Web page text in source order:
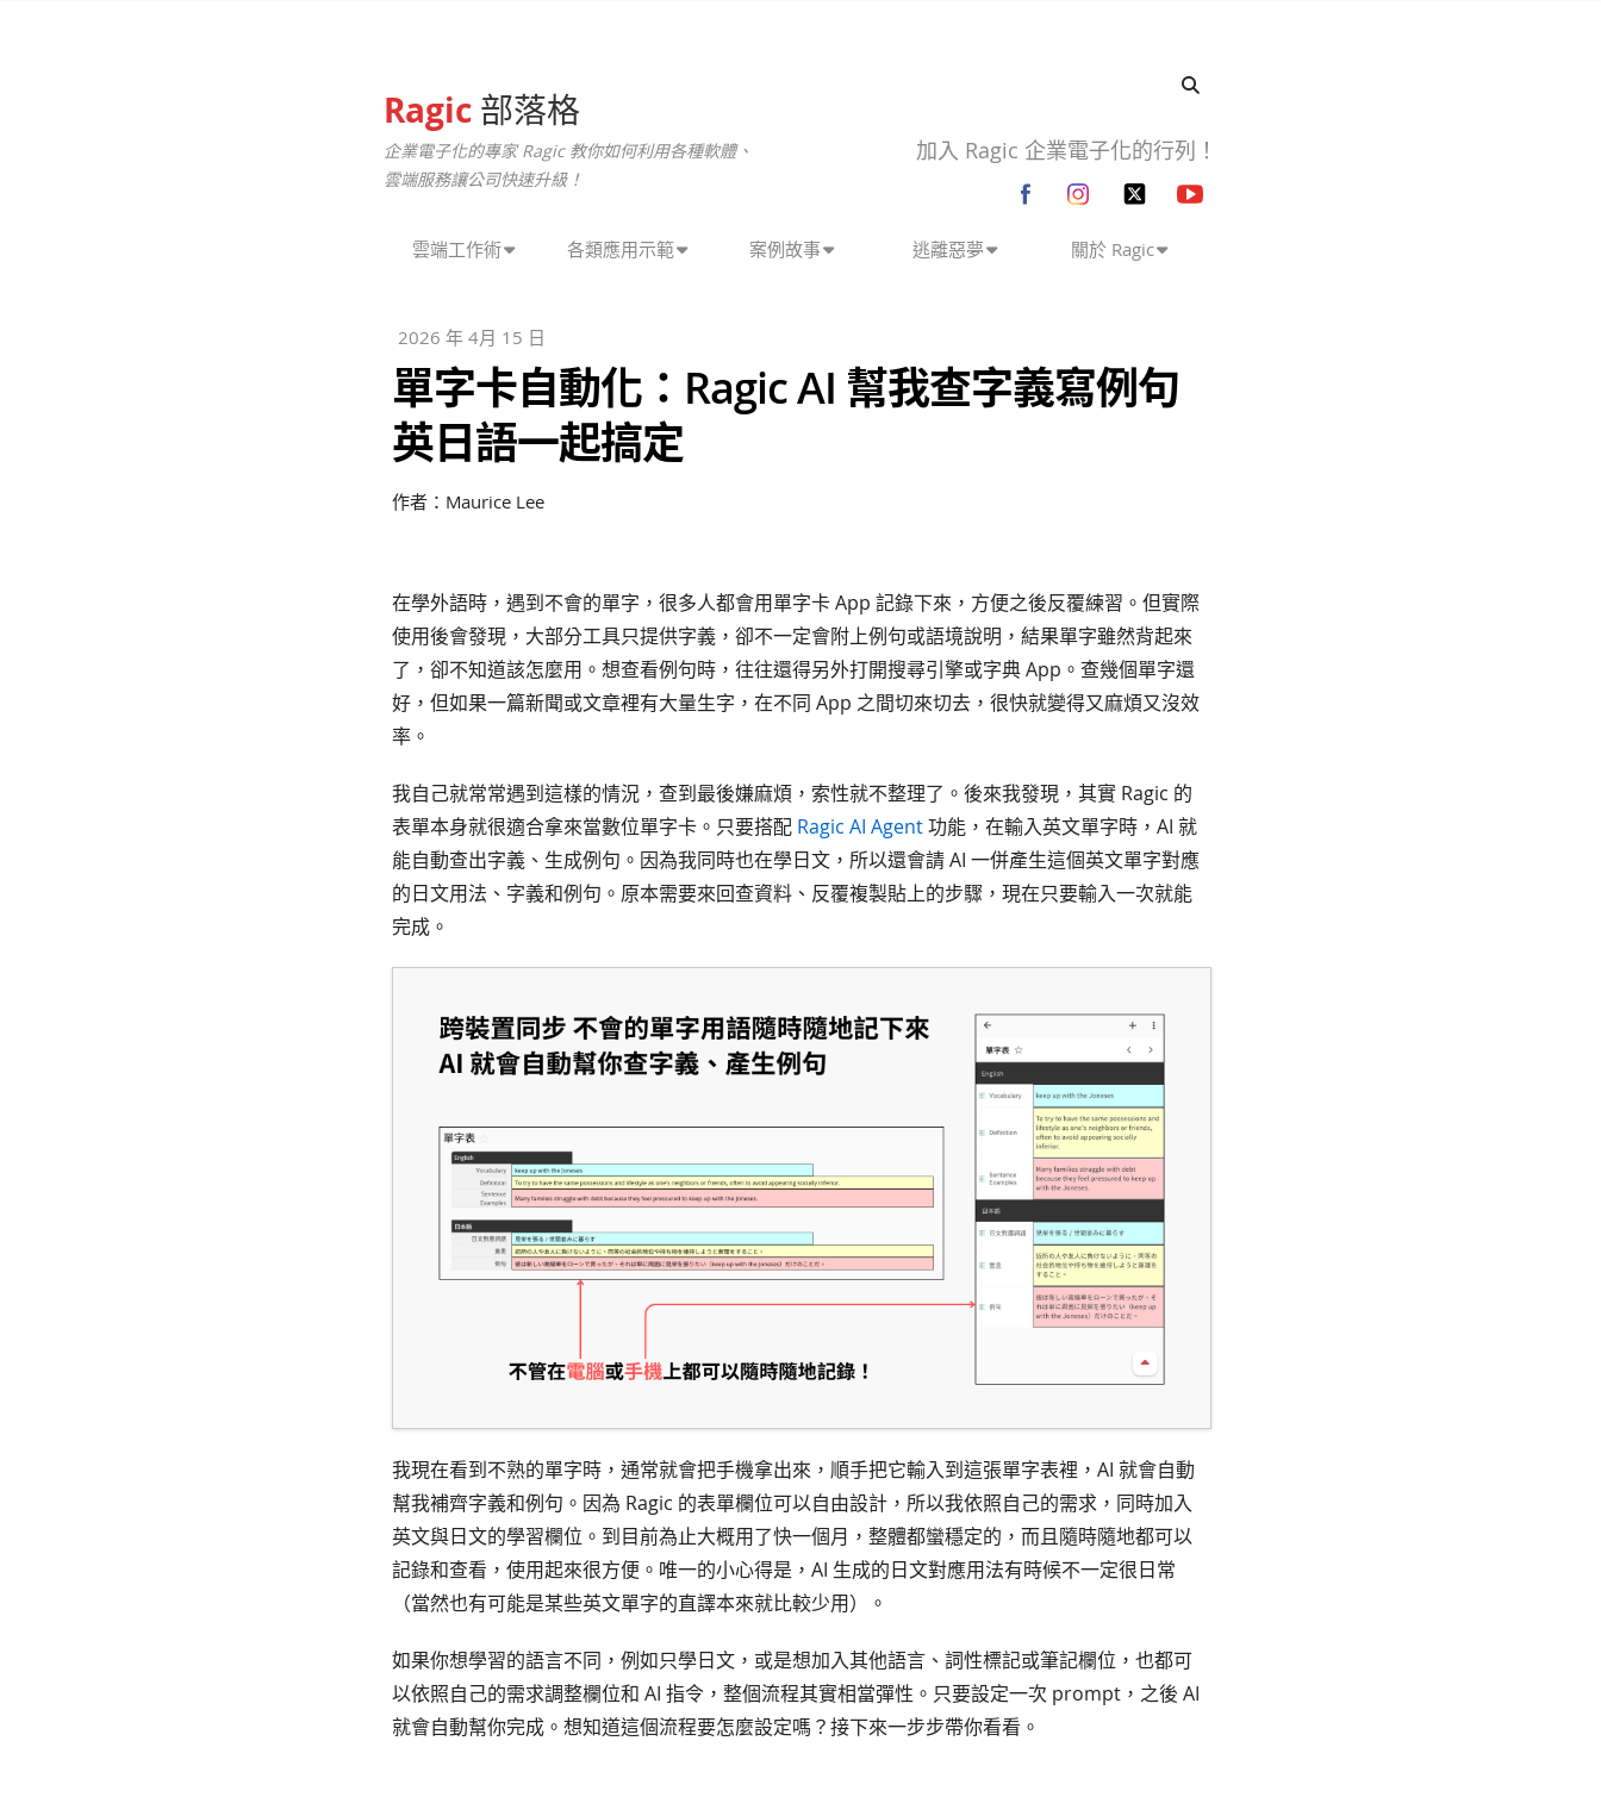
Ragic 部落格
企業電子化的專家 Ragic 教你如何利用各種軟體、
雲端服務讓公司快速升級！
加入 Ragic 企業電子化的行列！
雲端工作術 各類應用示範 案例故事 逃離惡夢 關於 Ragic
2026 年 4月 15 日
單字卡自動化：Ragic AI 幫我查字義寫例句
英日語一起搞定
作者：Maurice Lee
在學外語時，遇到不會的單字，很多人都會用單字卡 App 記錄下來，方便之後反覆練習。但實際
使用後會發現，大部分工具只提供字義，卻不一定會附上例句或語境說明，結果單字雖然背起來
了，卻不知道該怎麼用。想查看例句時，往往還得另外打開搜尋引擎或字典 App。查幾個單字還
好，但如果一篇新聞或文章裡有大量生字，在不同 App 之間切來切去，很快就變得又麻煩又沒效
率。
我自己就常常遇到這樣的情況，查到最後嫌麻煩，索性就不整理了。後來我發現，其實 Ragic 的
表單本身就很適合拿來當數位單字卡。只要搭配 Ragic AI Agent功能，在輸入英文單字時，AI 就
能自動查出字義、生成例句。因為我同時也在學日文，所以還會請 AI 一併產生這個英文單字對應
的日文用法、字義和例句。原本需要來回查資料、反覆複製貼上的步驟，現在只要輸入一次就能
完成。
我現在看到不熟的單字時，通常就會把手機拿出來，順手把它輸入到這張單字表裡，AI 就會自動
幫我補齊字義和例句。因為 Ragic 的表單欄位可以自由設計，所以我依照自己的需求，同時加入
英文與日文的學習欄位。到目前為止大概用了快一個月，整體都蠻穩定的，而且隨時隨地都可以
記錄和查看，使用起來很方便。唯一的小心得是，AI 生成的日文對應用法有時候不一定很日常
（當然也有可能是某些英文單字的直譯本來就比較少用）。
如果你想學習的語言不同，例如只學日文，或是想加入其他語言、詞性標記或筆記欄位，也都可
以依照自己的需求調整欄位和 AI 指令，整個流程其實相當彈性。只要設定一次 prompt，之後 AI
就會自動幫你完成。想知道這個流程要怎麼設定嗎？接下來一步步帶你看看。